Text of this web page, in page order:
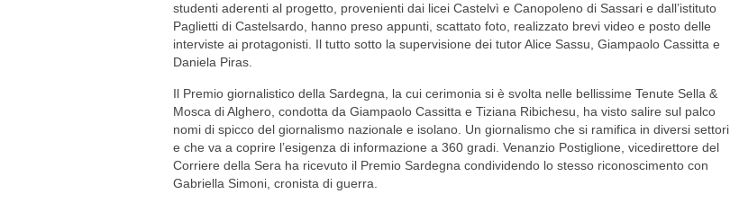
studenti aderenti al progetto, provenienti dai licei Castelvì e Canopoleno di Sassari e dall’istituto
Paglietti di Castelsardo, hanno preso appunti, scattato foto, realizzato brevi video e posto delle
interviste ai protagonisti. Il tutto sotto la supervisione dei tutor Alice Sassu, Giampaolo Cassitta e
Daniela Piras.
Il Premio giornalistico della Sardegna, la cui cerimonia si è svolta nelle bellissime Tenute Sella &
Mosca di Alghero, condotta da Giampaolo Cassitta e Tiziana Ribichesu, ha visto salire sul palco
nomi di spicco del giornalismo nazionale e isolano. Un giornalismo che si ramifica in diversi settori
e che va a coprire l’esigenza di informazione a 360 gradi. Venanzio Postiglione, vicedirettore del
Corriere della Sera ha ricevuto il Premio Sardegna condividendo lo stesso riconoscimento con
Gabriella Simoni, cronista di guerra.